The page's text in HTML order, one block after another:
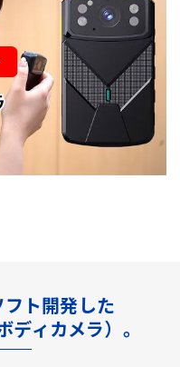
ト開発した
ィカメラ）。